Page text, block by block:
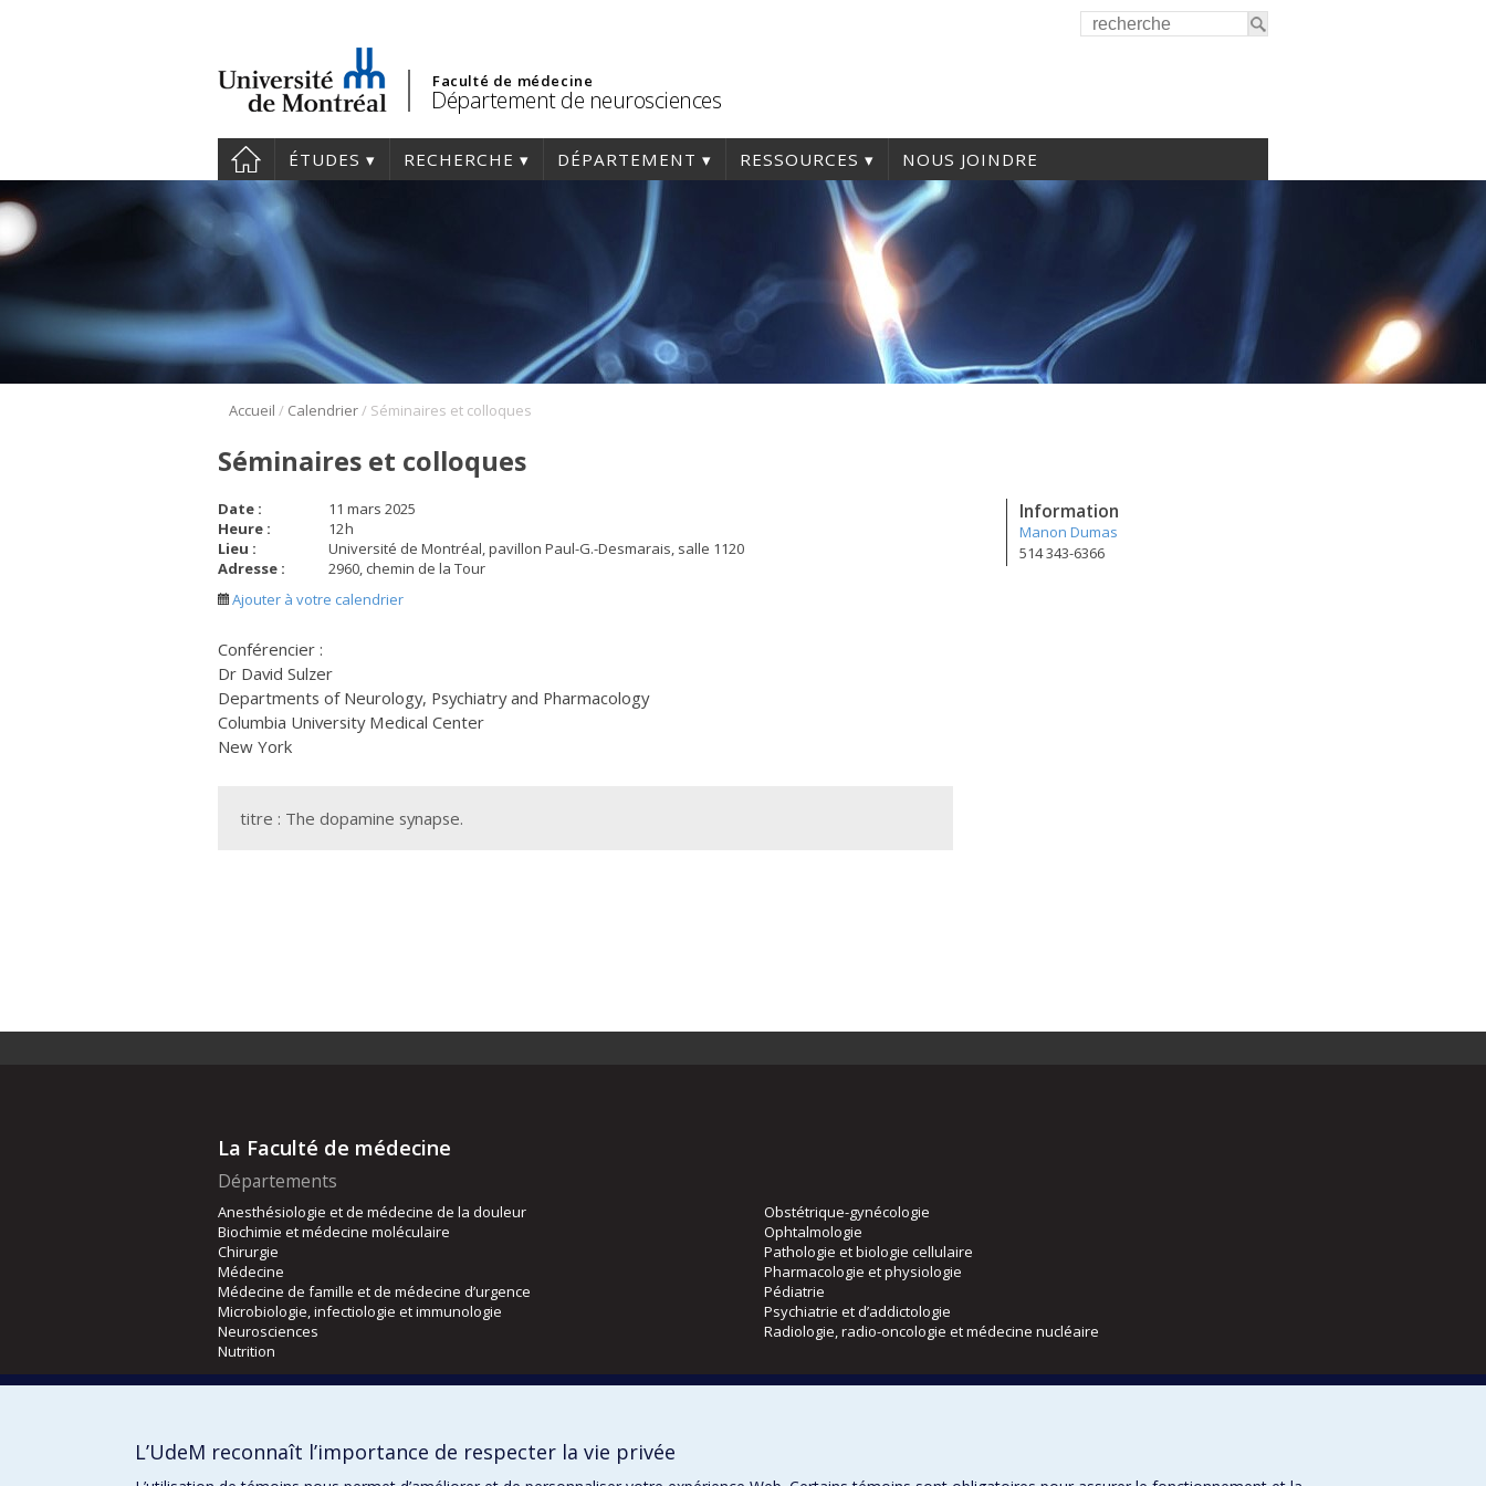
Faculté de médecine
Département de neurosciences
ÉTUDES RECHERCHE DÉPARTEMENT RESSOURCES NOUS JOINDRE
Accueil / Calendrier/ Séminaires et colloques
Séminaires et colloques
Date :
11 mars 2025
Heure :
12h
Lieu :
Université de Montréal, pavillon Paul-G.-Desmarais, salle 1120
Adresse :
2960, chemin de la Tour
Ajouter à votre calendrier
Information
Manon Dumas
514 343-6366
Conférencier :
Dr David Sulzer
Departments of Neurology, Psychiatry and Pharmacology
Columbia University Medical Center
New York
titre : The dopamine synapse.
La Faculté de médecine
Départements
Anesthésiologie et de médecine de la douleur
Biochimie et médecine moléculaire
Chirurgie
Médecine
Médecine de famille et de médecine d’urgence
Microbiologie, infectiologie et immunologie
Neurosciences
Nutrition
Obstétrique-gynécologie
Ophtalmologie
Pathologie et biologie cellulaire
Pharmacologie et physiologie
Pédiatrie
Psychiatrie et d’addictologie
Radiologie, radio-oncologie et médecine nucléaire
Orthophonie et audiologie
L’UdeM reconnaît l’importance de respecter la vie privée